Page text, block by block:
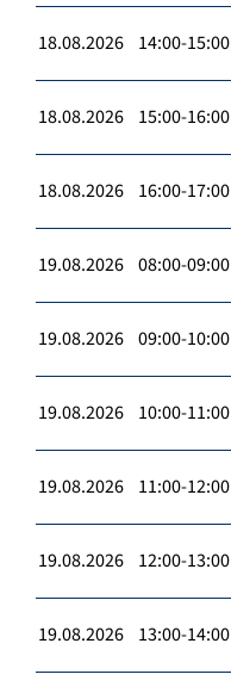
18.08.2026 14:00-15:00
18.08.2026 15:00-16:00
18.08.2026 16:00-17:00
19.08.2026 08:00-09:00
19.08.2026 09:00-10:00
19.08.2026 10:00-11:00
19.08.2026 11:00-12:00
19.08.2026 12:00-13:00
19.08.2026 13:00-14:00